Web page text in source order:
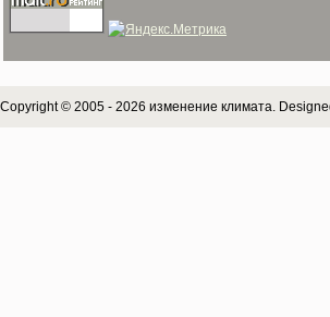
Copyright © 2005 - 2026 изменение климата.